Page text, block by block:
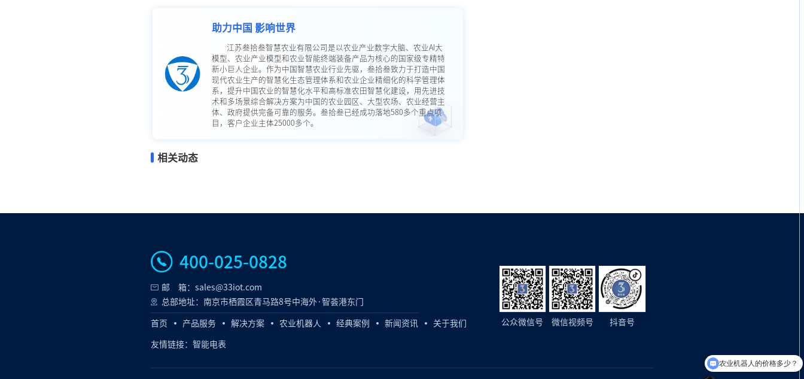
助力中国 影响世界
江苏叁拾叁智慧农业有限公司是以农业产业数字大脑、农业AI大
模型、农业产业模型和农业智能终端装备产品为核心的国家级专精特
新小巨人企业。作为中国智慧农业行业先驱，叁拾叁致力于打造中国
现代农业生产的智慧化生态管理体系和农业企业精细化的科学管理体
系，提升中国农业的智慧化水平和高标准农田智慧化建设，用先进技
术和多场景综合解决方案为中国的农业园区、大型农场、农业经营主
体、政府提供完备可靠的服务。叁拾叁已经成功落地580多个重点项
目，客户企业主体25000多个。
相关动态
400-025-0828
邮 箱：sales@33iot.com
总部地址：南京市栖霞区青马路8号中海外·智荟港东门
首页 产品服务 解决方案 农业机器人 经典案例 新闻资讯 关于我们
友情链接： 智能电表
公众微信号 微信视频号 抖音号
农业机器人的价格多少？